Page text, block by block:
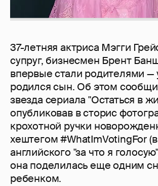
37-летняя актриса Мэгги
супруг, бизнесмен Брент
впервые стали родителями —
родился сын. Об этом
звезда сериала "Остаться в
опубликовав в сторис
крохотной ручки
хештегом #WhatImVotingFor
английского "за что я
она поделилась еще одним
ребенком.